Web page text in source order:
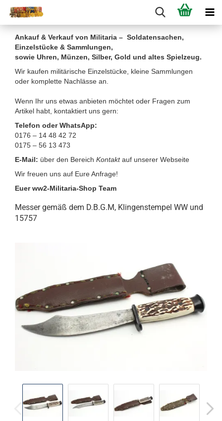
Ankauf & Verkauf von Militaria – Soldatensachen,
Einzelstücke & Sammlungen,
sowie Uhren, Münzen, Silber, Gold und altes Spielzeug.
Wir kaufen militärische Einzelstücke, kleine Sammlungen
oder komplette Nachlässe an.
Wenn Ihr uns etwas anbieten möchtet oder Fragen zum
Artikel habt, kontaktiert uns gern:
Telefon oder WhatsApp:
0176 – 14 48 42 72
0175 – 56 13 473
E-Mail: über den Bereich Kontakt auf unserer Webseite
Wir freuen uns auf Eure Anfrage!
Euer ww2-Militaria-Shop Team
Messer gemäß dem D.B.G.M, Klingenstempel WW und
15757